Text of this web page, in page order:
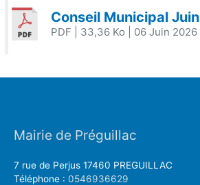
Conseil Municipal Juin
PDF | 33,36 Ko | 06 Juin 2026
Mairie de Préguillac
7 rue de Perjus 17460 PREGUILLAC
Téléphone : 0546936629